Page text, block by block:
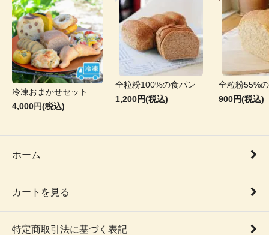
冷凍おまかせセット
4,000円(税込)
全粒粉100%の食パン
1,200円(税込)
全粒粉55%
900円(税込)
ホーム
カートを見る
特定商取引法に基づく表記